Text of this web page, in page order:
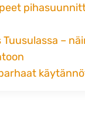
Tuusulassa –